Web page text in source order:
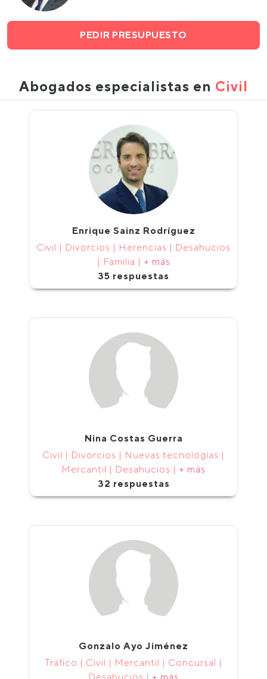
PEDIR PRESUPUESTO
Abogados especialistas en Civil
Enrique Sainz Rodríguez
Civil | Divorcios | Herencias | Desahucios
| Familia | + más
35 respuestas
Nina Costas Guerra
Civil | Divorcios | Nuevas tecnologías |
Mercantil | Desahucios | + más
32 respuestas
Gonzalo Ayo Jiménez
Tráfico | Civil | Mercantil | Concursal |